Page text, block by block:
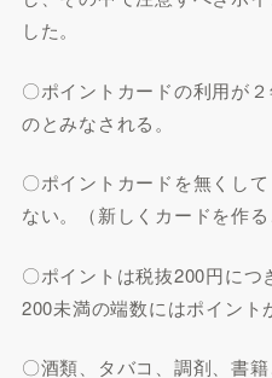
した。
〇ポイントカードの利用が
のとみなされる。
〇ポイントカードを無くし
ない。（新しくカードを作る
〇ポイントは税抜200円につ
200未満の端数にはポイント
〇酒類、タバコ、調剤、書